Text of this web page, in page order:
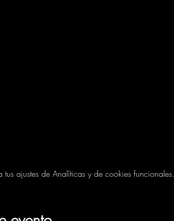
ajustes de Analíticas y de cookies funcionales.